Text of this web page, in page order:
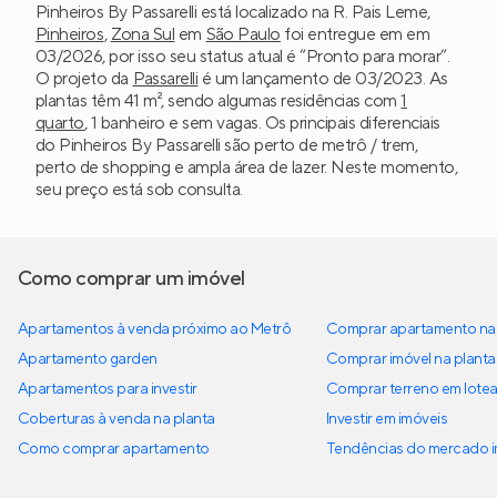
Pinheiros By Passarelli está localizado na R. Pais Leme,
Pinheiros, Zona Sul em São Paulo foi entregue em em
03/2026, por isso seu status atual é “Pronto para morar”.
O projeto da Passarelli é um lançamento de 03/2023. As
plantas têm 41 m², sendo algumas residências com1
quarto, 1 banheiro e sem vagas. Os principais diferenciais
do Pinheiros By Passarelli são perto de metrô / trem,
perto de shopping e ampla área de lazer. Neste momento,
seu preço está sob consulta.
Como comprar um imóvel
Apartamentos à venda próximo ao Metrô
Apartamento garden
Apartamentos para investir
Coberturas à venda na planta
Como comprar apartamento
Comprar apartamento
Comprar imóvel na planta
Comprar terreno em
Investir em imóveis
Tendências do mercado